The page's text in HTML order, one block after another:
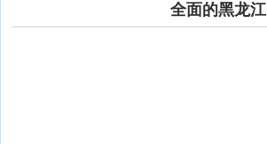
全面的黑龙